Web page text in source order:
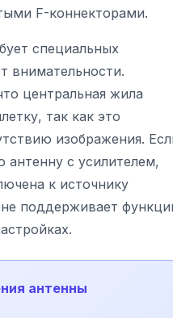
F-коннекторами.
специальных
внимательности.
центральная жила
так как это
изображения.
антенну с усилителем,
к источнику
не поддерживает
антенны